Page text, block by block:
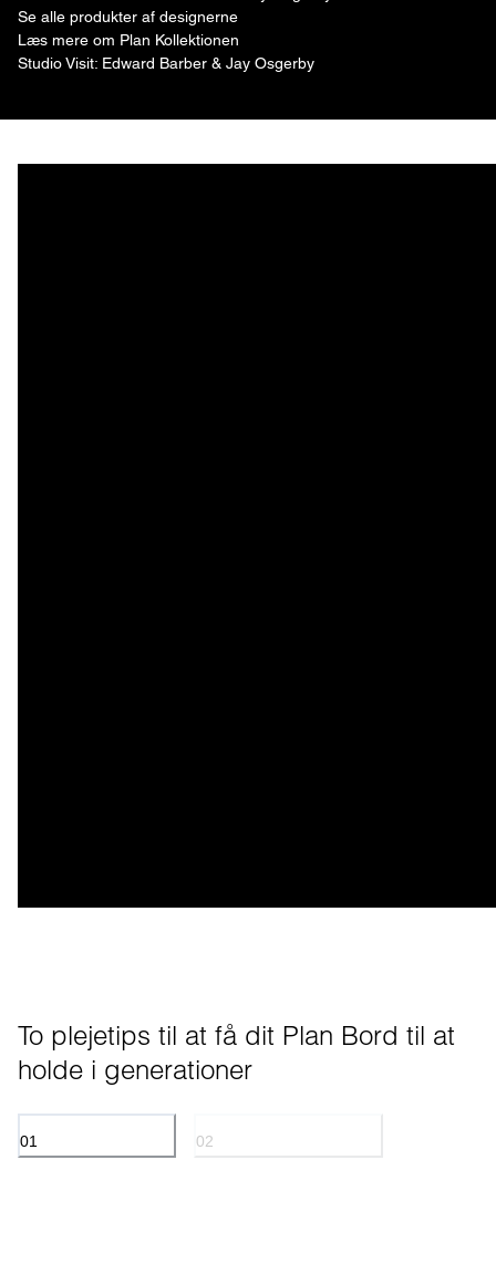
Se alle produkter af designerne
Læs mere om Plan Kollektionen
Studio Visit: Edward Barber & Jay Osgerby
To plejetips til at få dit Plan Bord til at
holde i generationer
01 02